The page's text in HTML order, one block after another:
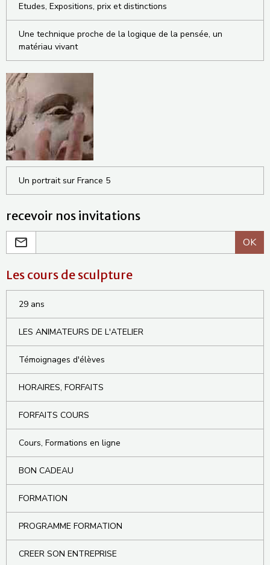
Etudes, Expositions, prix et distinctions
Une technique proche de la logique de la pensée, un
matériau vivant
Un portrait sur France 5
recevoir nos invitations
OK
Les cours de sculpture
29 ans
LES ANIMATEURS DE L'ATELIER
Témoignages d'élèves
HORAIRES, FORFAITS
FORFAITS COURS
Cours, Formations en ligne
BON CADEAU
FORMATION
PROGRAMME FORMATION
CREER SON ENTREPRISE